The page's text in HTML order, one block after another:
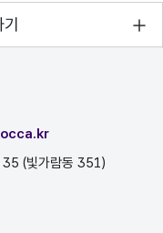
35 (빛가람동 351)